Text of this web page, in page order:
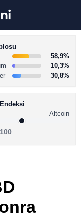
Youtube
TikTok
58,9%
10,3%
30,8%
Altcoin